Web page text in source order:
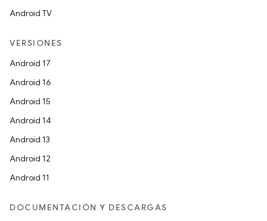
Android TV
VERSIONES
Android 17
Android 16
Android 15
Android 14
Android 13
Android 12
Android 11
DOCUMENTACIÓN Y DESCARGAS